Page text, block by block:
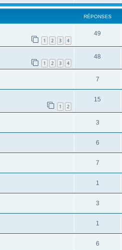
RÉPONSES
1 2 3 4
49
1 2 3 4
48
7
1 2
15
3
6
7
1
3
1
6